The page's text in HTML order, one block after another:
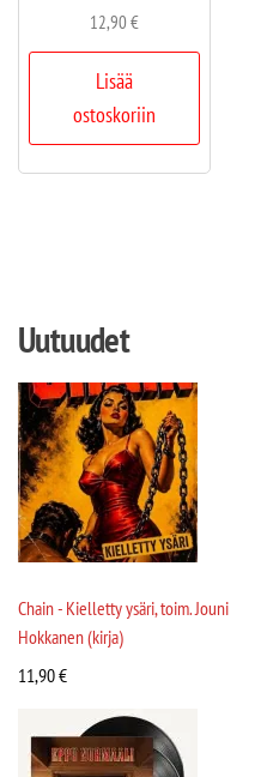
12,90€
Lisää
ostoskoriin
Uutuudet
Chain - Kielletty ysäri, toim. Jouni
Hokkanen (kirja)
11,90€